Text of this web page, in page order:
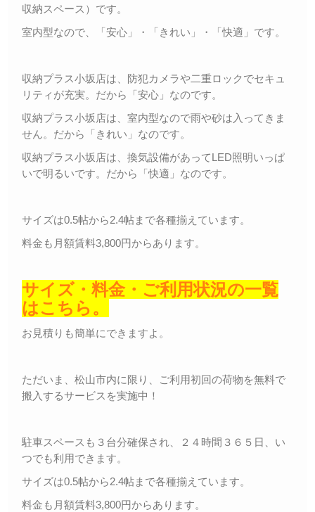
収納スペース）です。
室内型なので、「安心」・「きれい」・「快適」です。
収納プラス小坂店は、防犯カメラや二重ロックでセキュ
リティが充実。だから「安心」なのです。
収納プラス小坂店は、室内型なので雨や砂は入ってきま
せん。だから「きれい」なのです。
収納プラス小坂店は、換気設備があってLED照明いっぱ
いで明るいです。だから「快適」なのです。
サイズは0.5帖から2.4帖まで各種揃えています。
料金も月額賃料3,800円からあります。
サイズ・料金・ご利用状況の一覧
はこちら。
お見積りも簡単にできますよ。
ただいま、松山市内に限り、ご利用初回の荷物を無料で
搬入するサービスを実施中！
駐車スペースも３台分確保され、２４時間３６５日、い
つでも利用できます。
サイズは0.5帖から2.4帖まで各種揃えています。
料金も月額賃料3,800円からあります。